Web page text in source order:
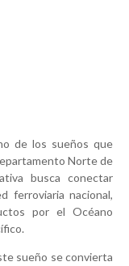
de los sueños que
Norte de
busca conectar
ferroviaria nacional,
por el Océano
sueño se convierta